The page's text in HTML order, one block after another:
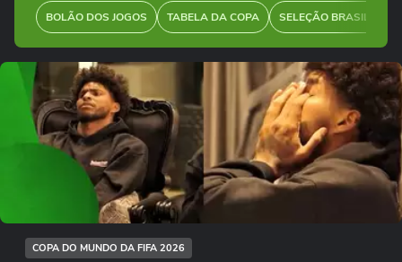
BOLÃO DOS JOGOS TABELA DA COPA SELEÇÃO BRASILEIRA
Ops!
Não foi possível reproduzir o vídeo
Tentar novamente
COPA DO MUNDO DA FIFA 2026